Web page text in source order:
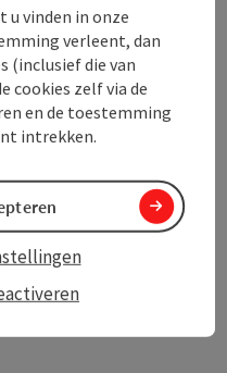
In de buurt
vinden in onze
verleent, dan
(inclusief die van
cookies zelf via de
en de toestemming
intrekken.